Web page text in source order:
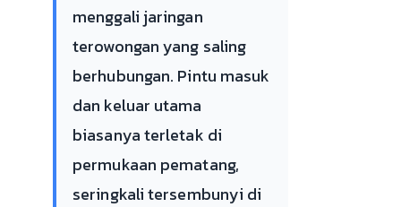
menggali jaringan
terowongan yang saling
berhubungan. Pintu masuk
dan keluar utama
biasanya terletak di
permukaan pematang,
seringkali tersembunyi di